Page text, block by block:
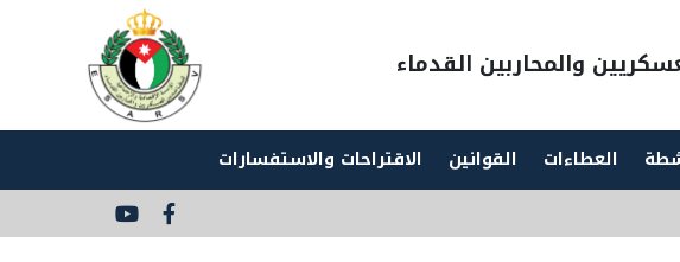
والمحاربين القدماء
العطاءات القوانين الاقتراحات والاستفسارات
Social
Media